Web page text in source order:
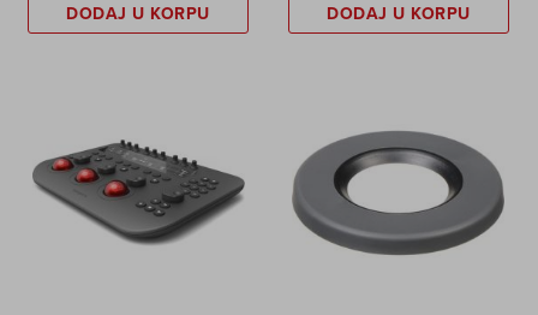
DODAJ U KORPU DODAJ U KORPU